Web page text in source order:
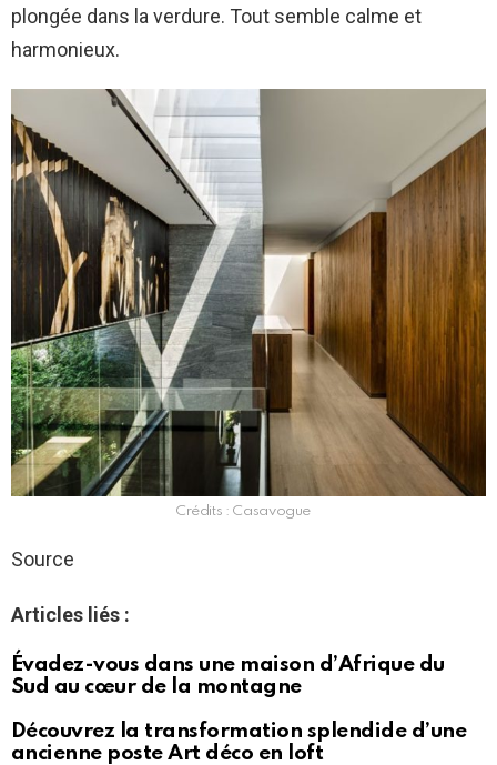
plongée dans la verdure. Tout semble calme et
harmonieux.
Crédits : Casavogue
Source
Articles liés :
Évadez-vous dans une maison d’Afrique du
Sud au cœur de la montagne
Découvrez la transformation splendide d’une
ancienne poste Art déco en loft